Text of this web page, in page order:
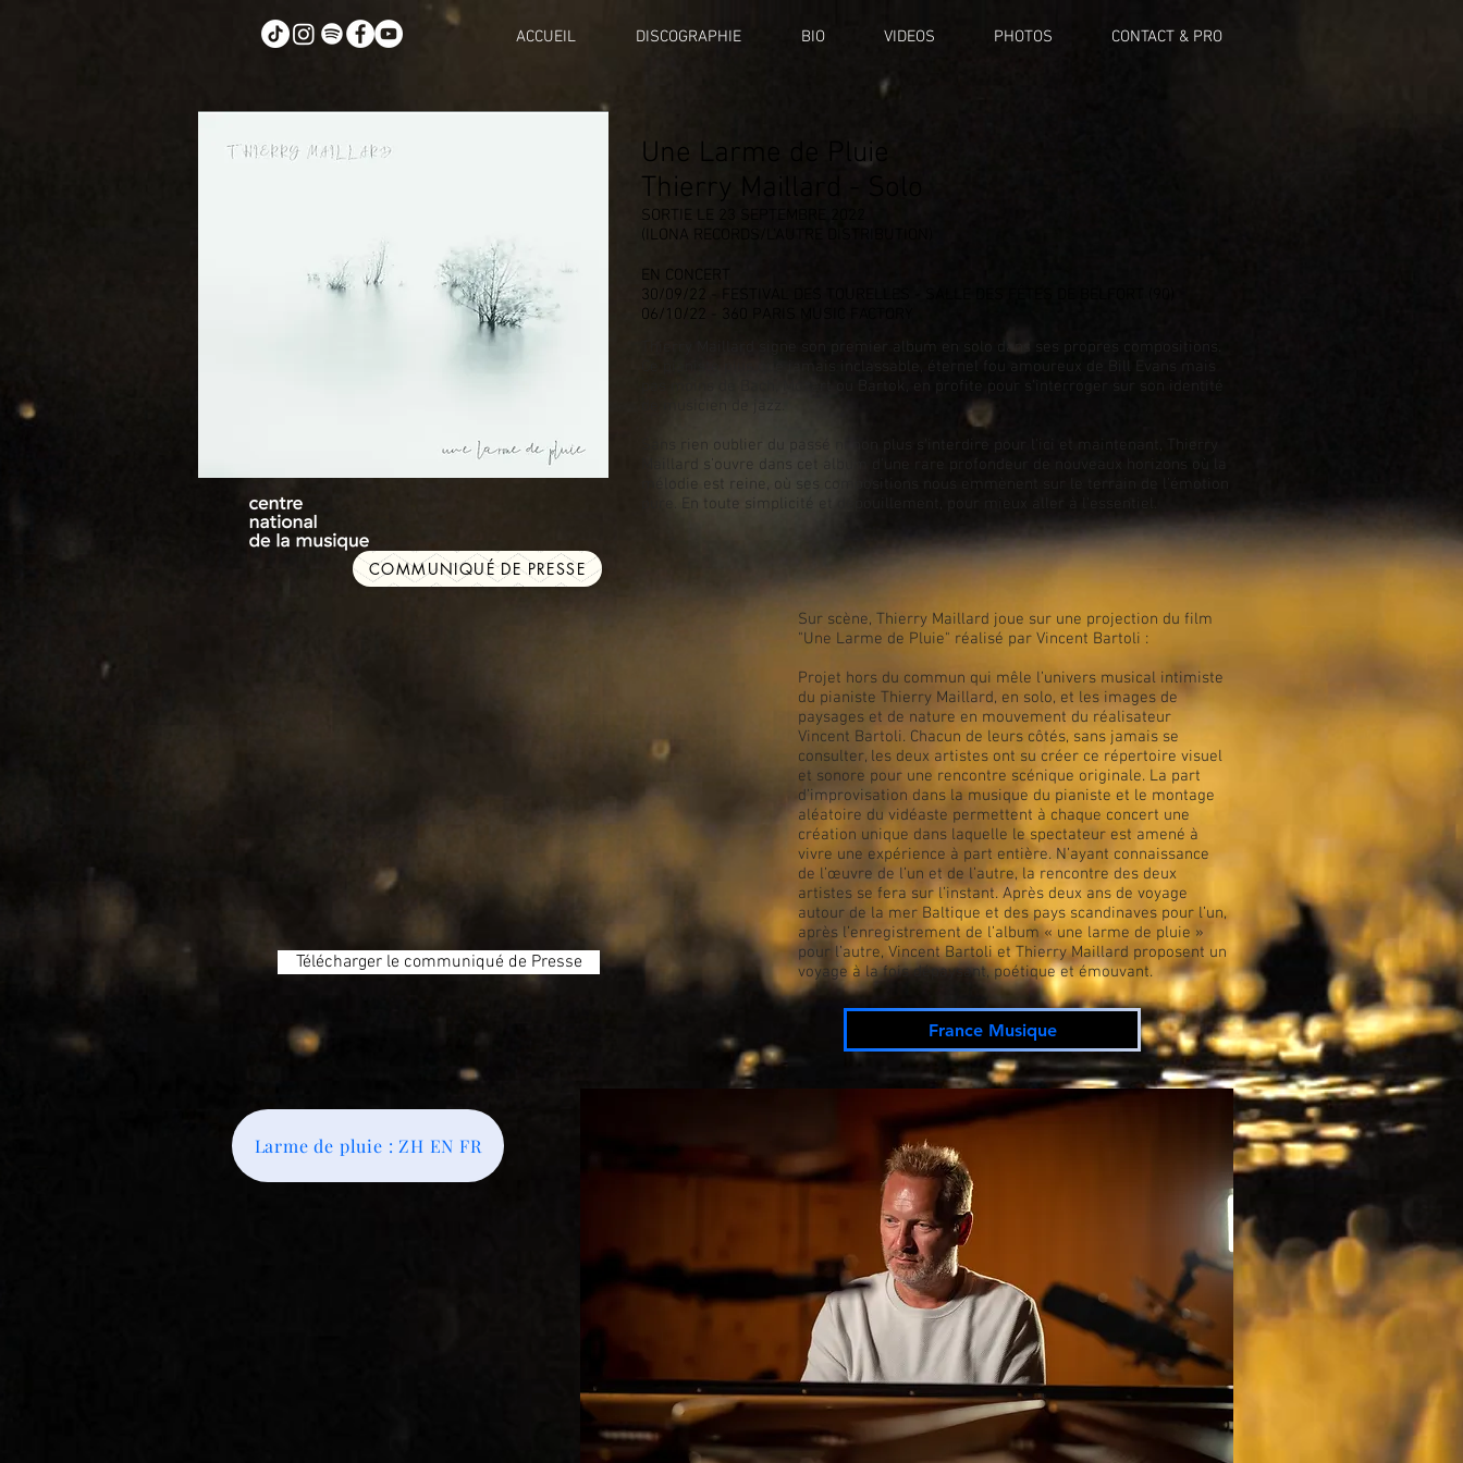
ACCUEIL DISCOGRAPHIE BIO VIDEOS PHOTOS CONTACT & PRO
COMMUNIQUÉ DE PRESSE
Thierry Maillard signe son premier album en solo dans ses propres compositions.
Ce pianiste plus que jamais inclassable, éternel fou amoureux de Bill Evans mais
pas moins de Bach, Mozart ou Bartok, en profite pour s'interroger sur son identité
Sans rien oublier du passé ni non plus s'interdire pour l'ici et maintenant, Thierry
Maillard s’ouvre dans cet album d'une rare profondeur de nouveaux horizons où la
mélodie est reine, où ses compositions nous emmènent sur le terrain de l’émotion
pure. En toute simplicité et dépouillement, pour mieux aller à l'essentiel.
Une Larme de Pluie
Thierry Maillard - Solo
SORTIE LE 23 SEPTEMBRE 2022
(ILONA RECORDS/L'AUTRE DISTRIBUTION)
EN CONCERT
30/09/22 - FESTIVAL DES TOURELLES - SALLE DES FÊTES DE BELFORT (90)
06/10/22 - 360 PARIS MUSIC FACTORY
Télécharger le communiqué de Presse
Sur scène, Thierry Maillard joue sur une projection du film
"Une Larme de Pluie" réalisé par Vincent Bartoli :
Projet hors du commun qui mêle l’univers musical intimiste
du pianiste Thierry Maillard, en solo, et les images de
paysages et de nature en mouvement du réalisateur
Vincent Bartoli. Chacun de leurs côtés, sans jamais se
consulter, les deux artistes ont su créer ce répertoire visuel
et sonore pour une rencontre scénique originale. La part
d’improvisation dans la musique du pianiste et le montage
aléatoire du vidéaste permettent à chaque concert une
création unique dans laquelle le spectateur est amené à
vivre une expérience à part entière. N’ayant connaissance
de l’œuvre de l’un et de l’autre, la rencontre des deux
artistes se fera sur l’instant. Après deux ans de voyage
autour de la mer Baltique et des pays scandinaves pour l’un,
après l’enregistrement de l’album « une larme de pluie »
pour l’autre, Vincent Bartoli et Thierry Maillard proposent un
voyage à la fois dépaysant, poétique et émouvant.
France Musique
Larme de pluie : ZH EN FR